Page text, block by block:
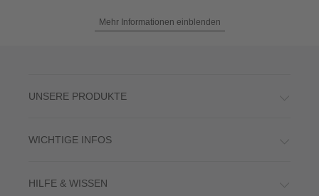
Mehr Informationen einblenden
UNSERE PRODUKTE
WICHTIGE INFOS
HILFE & WISSEN